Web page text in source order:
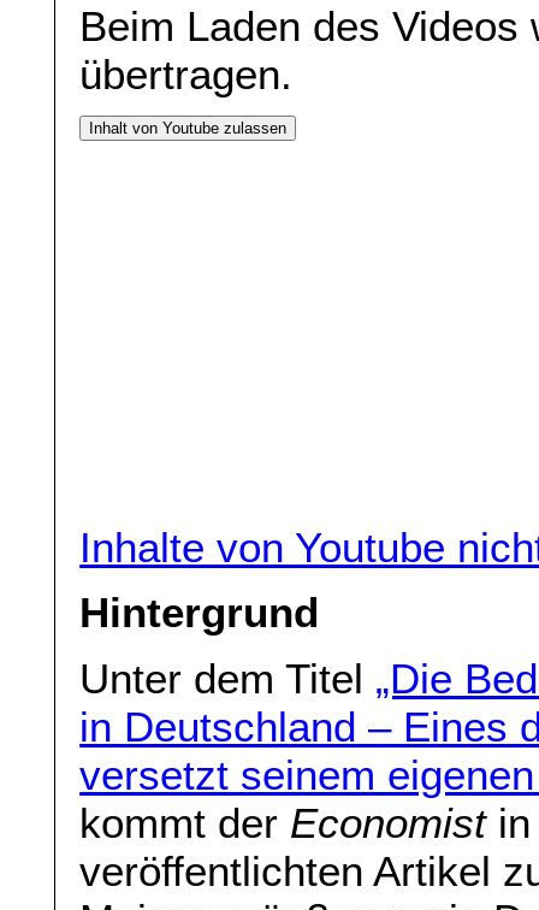
Beim Laden des Videos
übertragen.
Inhalt von Youtube zulassen
Inhalte von Youtube
Hintergrund
Unter dem Titel „Die
in Deutschland – Eines
versetzt seinem
kommt der Economistin
veröffentlichten Artikel